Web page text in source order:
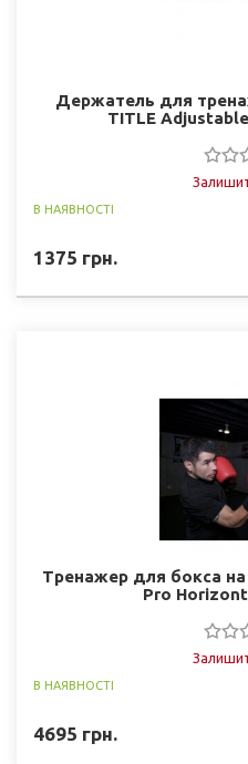
Держатель для
TITLE
В НАЯВНОСТІ
1375 грн.
Тренажер для бокса
Pro
В НАЯВНОСТІ
4695 грн.